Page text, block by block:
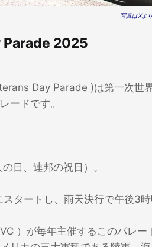
写真はXより
Parade 2025
Day Parade )は第一次世
ードです。
日、連邦の祝日）。
タートし、雨天決行で午後3時
）が毎年主催するこのパレ